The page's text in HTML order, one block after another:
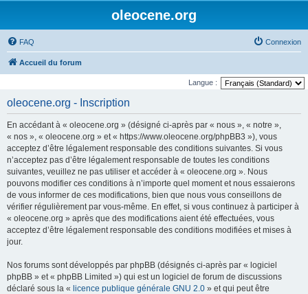
oleocene.org
FAQ Connexion
Accueil du forum
Langue :
oleocene.org - Inscription
En accédant à « oleocene.org » (désigné ci-après par « nous », « notre »,
« nos », « oleocene.org » et « https://www.oleocene.org/phpBB3 »), vous
acceptez d’être légalement responsable des conditions suivantes. Si vous
n’acceptez pas d’être légalement responsable de toutes les conditions
suivantes, veuillez ne pas utiliser et accéder à « oleocene.org ». Nous
pouvons modifier ces conditions à n’importe quel moment et nous essaierons
de vous informer de ces modifications, bien que nous vous conseillons de
vérifier régulièrement par vous-même. En effet, si vous continuez à participer à
« oleocene.org » après que des modifications aient été effectuées, vous
acceptez d’être légalement responsable des conditions modifiées et mises à
jour.
Nos forums sont développés par phpBB (désignés ci-après par « logiciel
phpBB » et « phpBB Limited ») qui est un logiciel de forum de discussions
déclaré sous la « licence publique générale GNU 2.0 » et qui peut être